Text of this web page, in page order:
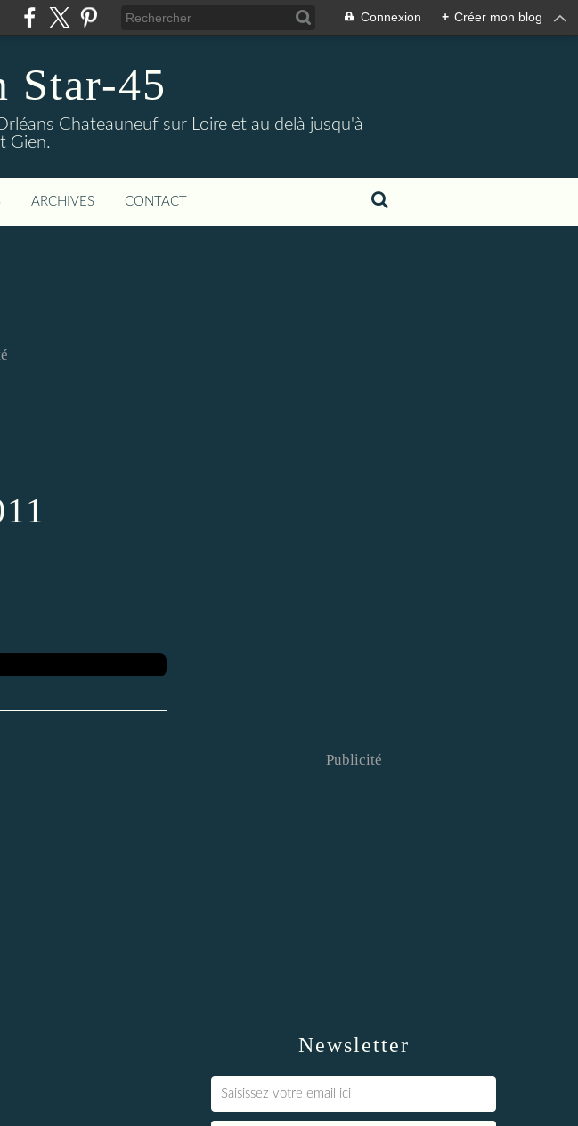
Connexion + Créer mon blog
Star-45
Chateauneuf sur Loire et au delà jusqu'à
Gien.
ARCHIVES CONTACT
Newsletter
Publicité